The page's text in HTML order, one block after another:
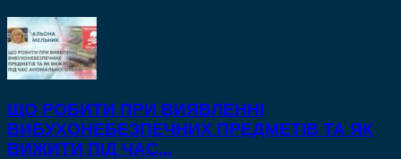
ЩО РОБИТИ ПРИ ВИЯВЛЕННІ
ВИБУХОНЕБЕЗПЕЧНИХ ПРЕДМЕТІВ ТА ЯК
ВИЖИТИ ПІД ЧАС...